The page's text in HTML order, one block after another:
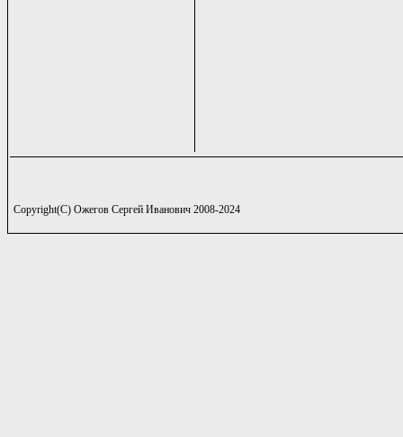
Copyright(C) Ожегов Сергей Иванович 2008-2024